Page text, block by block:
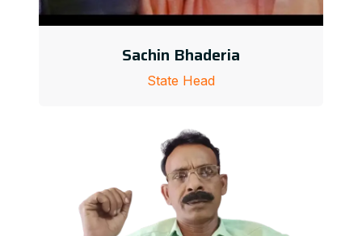
Sachin Bhaderia
State Head